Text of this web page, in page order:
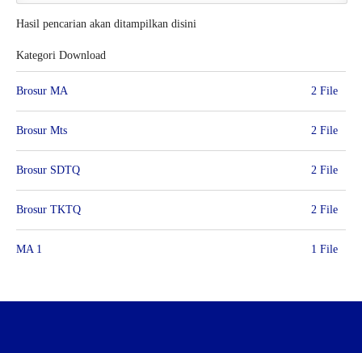
Hasil pencarian akan ditampilkan disini
Kategori Download
Brosur MA 2 File
Brosur Mts 2 File
Brosur SDTQ 2 File
Brosur TKTQ 2 File
MA 1 1 File